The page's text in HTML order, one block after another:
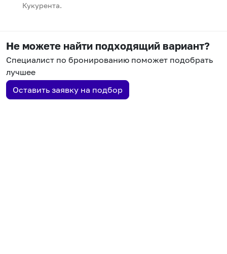
Кукурента.
Не можете найти подходящий вариант?
Специалист по бронированию поможет подобрать
лучшее
Оставить заявку на подбор